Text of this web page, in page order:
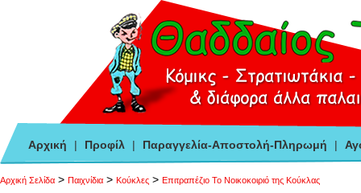
Αρχική | Προφίλ | Παραγγελία-Αποστολή-Πληρωμή |
Αρχική Σελίδα > Παιχνίδια > Κούκλες > Επιτραπέζιο Το Νοικοκοιριό της Κούκλας